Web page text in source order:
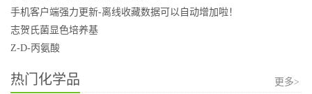
手机客户端强力更新-离线收藏数据可以自动增加啦！
志贺氏菌显色培养基
Z-D-丙氨酸
热门化学品 更多>